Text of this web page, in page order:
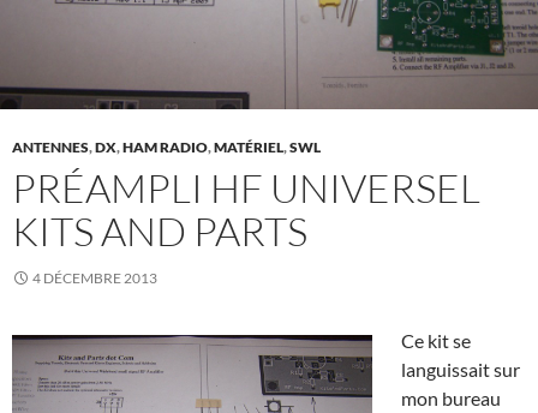
ANTENNES,DX,HAM RADIO,MATÉRIEL,SWL
PRÉAMPLI HF UNIVERSEL
KITS AND PARTS
4 DÉCEMBRE 2013
Ce kit se
languissait sur
mon bureau